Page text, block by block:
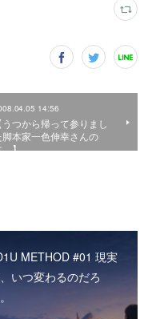
14:56
うつから帰って参りまし
脚本家一色伸幸さんの
。】
METHOD #01 現実
いつ変わるのだろ